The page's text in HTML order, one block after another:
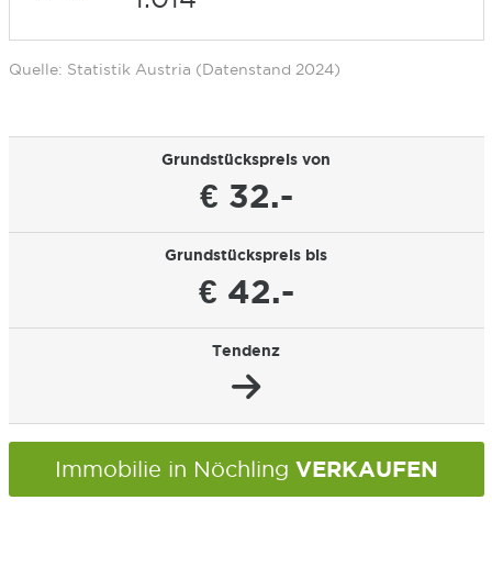
Quelle: Statistik Austria (Datenstand 2024)
Grundstückspreis von
€ 32.-
Grundstückspreis bis
€ 42.-
Tendenz
Immobilie in Nöchling VERKAUFEN